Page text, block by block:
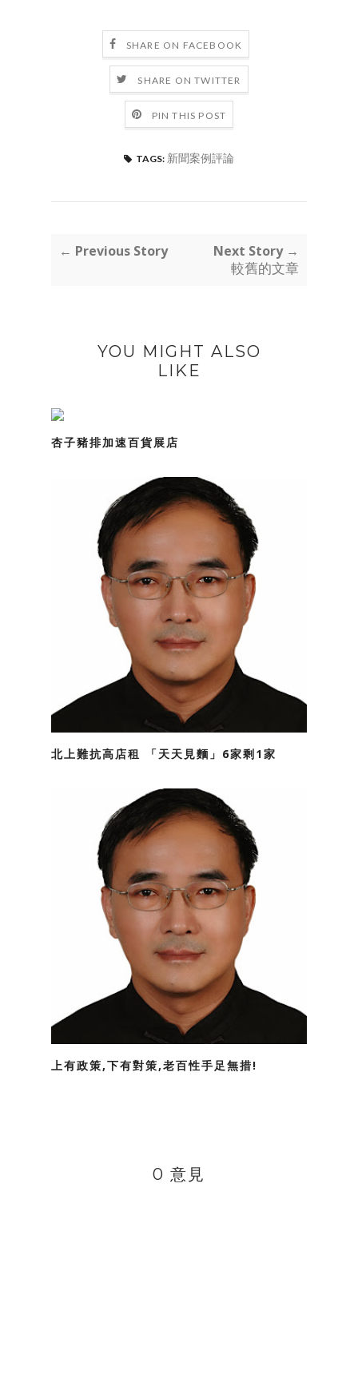
SHARE ON FACEBOOK
SHARE ON TWITTER
PIN THIS POST
TAGS: 新聞案例評論
← Previous Story Next Story →
較舊的文章
YOU MIGHT ALSO
LIKE
杏子豬排加速百貨展店
北上難抗高店租 「天天見麵」6家剩1家
上有政策,下有對策,老百性手足無措!
0 意見